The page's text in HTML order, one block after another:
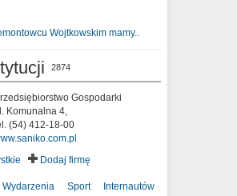
Wojtkowskim mamy..
2874
Gospodarki
Komunalna 4,
(54) 412-18-00
Dodaj firmę
Wydarzenia Sport Internautów